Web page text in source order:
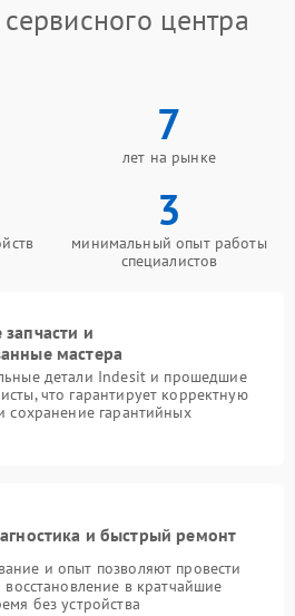
центра
7
лет на рынке
3
минимальный опыт работы
специалистов
и
мастера
детали Indesit и прошедшие
что гарантирует корректную
сохранение гарантийных
и быстрый ремонт
и опыт позволяют провести
восстановление в кратчайшие
без устройства